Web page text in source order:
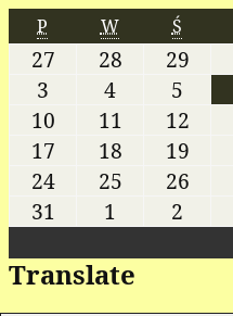
P W Ś
27 28 29
3
4 5
10
11 12
17
18 19
24
25 26
31
1 2
Translate